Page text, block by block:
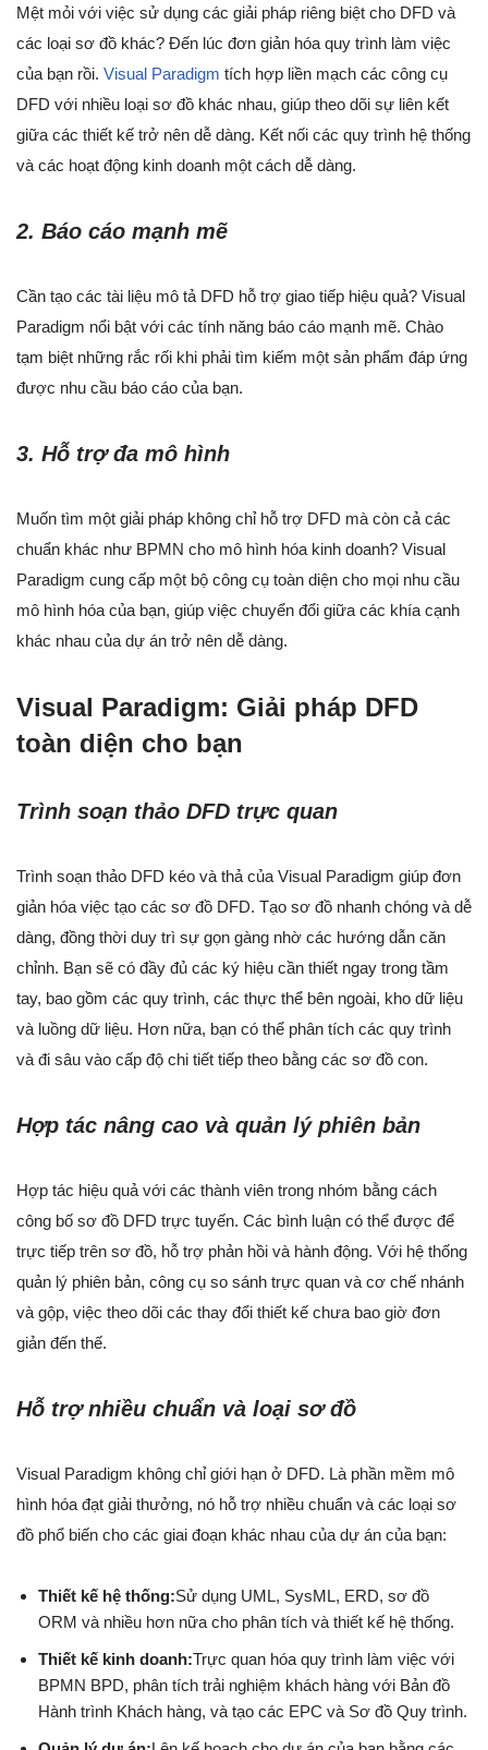
Mệt mỏi với việc sử dụng các giải pháp riêng biệt cho DFD và
các loại sơ đồ khác? Đến lúc đơn giản hóa quy trình làm việc
của bạn rồi. Visual Paradigm tích hợp liền mạch các công cụ
DFD với nhiều loại sơ đồ khác nhau, giúp theo dõi sự liên kết
giữa các thiết kế trở nên dễ dàng. Kết nối các quy trình hệ thống
và các hoạt động kinh doanh một cách dễ dàng.
2. Báo cáo mạnh mẽ
Cần tạo các tài liệu mô tả DFD hỗ trợ giao tiếp hiệu quả? Visual
Paradigm nổi bật với các tính năng báo cáo mạnh mẽ. Chào
tạm biệt những rắc rối khi phải tìm kiếm một sản phẩm đáp ứng
được nhu cầu báo cáo của bạn.
3. Hỗ trợ đa mô hình
Muốn tìm một giải pháp không chỉ hỗ trợ DFD mà còn cả các
chuẩn khác như BPMN cho mô hình hóa kinh doanh? Visual
Paradigm cung cấp một bộ công cụ toàn diện cho mọi nhu cầu
mô hình hóa của bạn, giúp việc chuyển đổi giữa các khía cạnh
khác nhau của dự án trở nên dễ dàng.
Visual Paradigm: Giải pháp DFD
toàn diện cho bạn
Trình soạn thảo DFD trực quan
Trình soạn thảo DFD kéo và thả của Visual Paradigm giúp đơn
giản hóa việc tạo các sơ đồ DFD. Tạo sơ đồ nhanh chóng và dễ
dàng, đồng thời duy trì sự gọn gàng nhờ các hướng dẫn căn
chỉnh. Bạn sẽ có đầy đủ các ký hiệu cần thiết ngay trong tầm
tay, bao gồm các quy trình, các thực thể bên ngoài, kho dữ liệu
và luồng dữ liệu. Hơn nữa, bạn có thể phân tích các quy trình
và đi sâu vào cấp độ chi tiết tiếp theo bằng các sơ đồ con.
Hợp tác nâng cao và quản lý phiên bản
Hợp tác hiệu quả với các thành viên trong nhóm bằng cách
công bố sơ đồ DFD trực tuyến. Các bình luận có thể được để
trực tiếp trên sơ đồ, hỗ trợ phản hồi và hành động. Với hệ thống
quản lý phiên bản, công cụ so sánh trực quan và cơ chế nhánh
và gộp, việc theo dõi các thay đổi thiết kế chưa bao giờ đơn
giản đến thế.
Hỗ trợ nhiều chuẩn và loại sơ đồ
Visual Paradigm không chỉ giới hạn ở DFD. Là phần mềm mô
hình hóa đạt giải thưởng, nó hỗ trợ nhiều chuẩn và các loại sơ
đồ phổ biến cho các giai đoạn khác nhau của dự án của bạn:
Thiết kế hệ thống:Sử dụng UML, SysML, ERD, sơ đồ
ORM và nhiều hơn nữa cho phân tích và thiết kế hệ thống.
Thiết kế kinh doanh:Trực quan hóa quy trình làm việc với
BPMN BPD, phân tích trải nghiệm khách hàng với Bản đồ
Hành trình Khách hàng, và tạo các EPC và Sơ đồ Quy trình.